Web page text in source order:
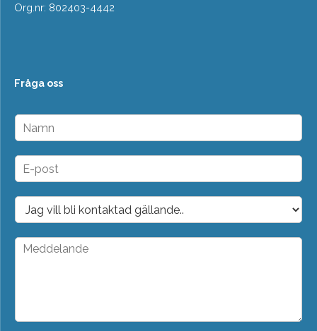
Org.nr: 802403-4442
Fråga oss
N
m
n
E
p
o
t
*
D
o
p
M
a